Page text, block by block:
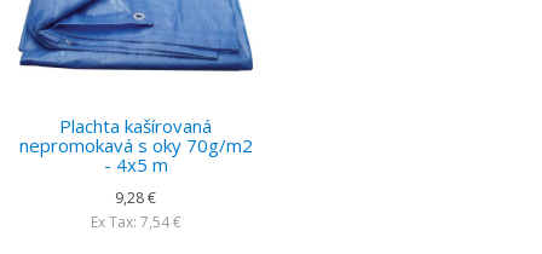
Plachta kašírovaná
nepromokavá s oky 70g/m2
- 4x5 m
9,28 €
Ex Tax: 7,54 €